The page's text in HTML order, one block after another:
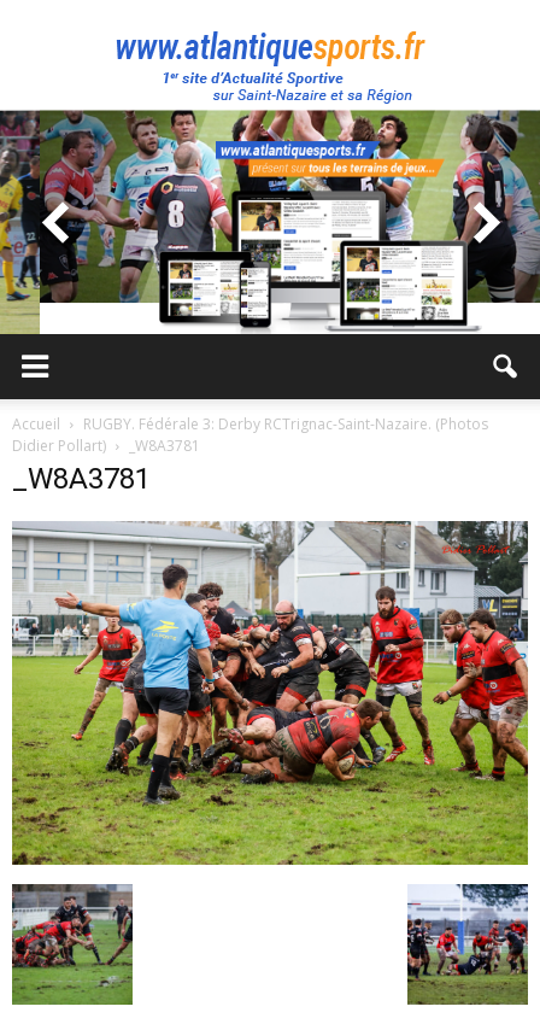
Atlantique
Sport
Accueil
RUGBY. Fédérale 3: Derby RCTrignac-Saint-Nazaire. (Photos
Didier Pollart)
_W8A3781
_W8A3781